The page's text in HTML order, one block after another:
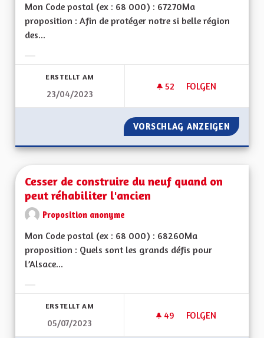
Mon Code postal (ex : 68 000) : 67270Ma
proposition : Afin de protéger notre si belle région
des...
ERSTELLT AM
23/04/2023
52 52 FOLLOWER
FOLGEN
CIRCULER EN TER
VORSCHLAG ANZEIGEN
Cesser de construire du neuf quand on
peut réhabiliter l'ancien
Proposition anonyme
Mon Code postal (ex : 68 000) : 68260Ma
proposition : Quels sont les grands défis pour
l’Alsace...
ERSTELLT AM
05/07/2023
49 49 FOLLOWER
FOLGEN
CESSER DE